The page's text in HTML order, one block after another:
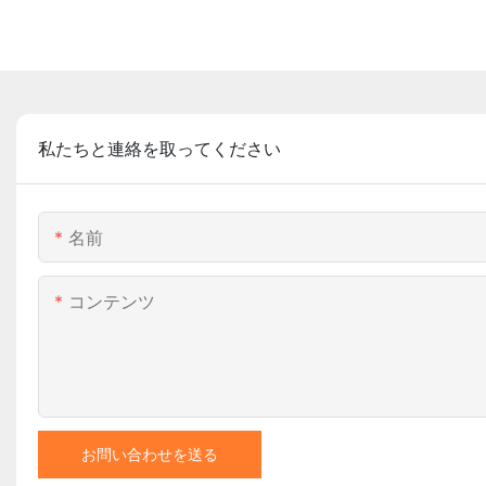
私たちと連絡を取ってください
名前
コンテンツ
お問い合わせを送る